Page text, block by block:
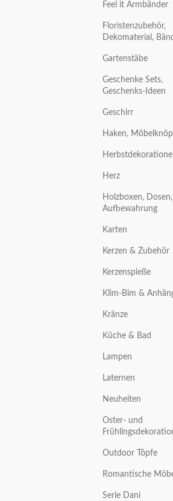
Feel it Armbänder
Floristenzubehör,
Dekomaterial,
Gartenstäbe
Geschenke Sets,
Geschenks-Ideen
Geschirr
Haken,
Herz
Holzboxen, Dosen,
Aufbewahrung
Karten
Kerzen & Zubehör
Kerzenspieße
Klim-Bim &
Kränze
Küche & Bad
Lampen
Laternen
Neuheiten
Oster- und
Outdoor Töpfe
Romantische
Serie Dani